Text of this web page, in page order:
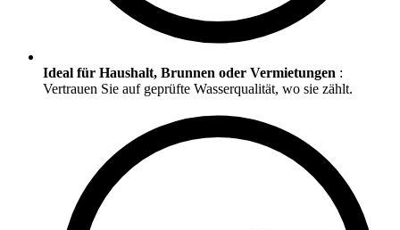
Ideal für Haushalt, Brunnen oder Vermietungen :
Vertrauen Sie auf geprüfte Wasserqualität, wo sie zählt.